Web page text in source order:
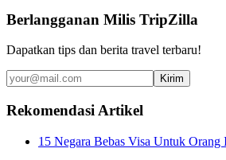
Berlangganan Milis TripZilla
Dapatkan tips dan berita travel terbaru!
Kirim
Rekomendasi Artikel
15 Negara Bebas Visa Untuk Orang